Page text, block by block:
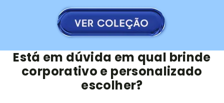
Está em dúvida em qual brinde
corporativo e personalizado
escolher?